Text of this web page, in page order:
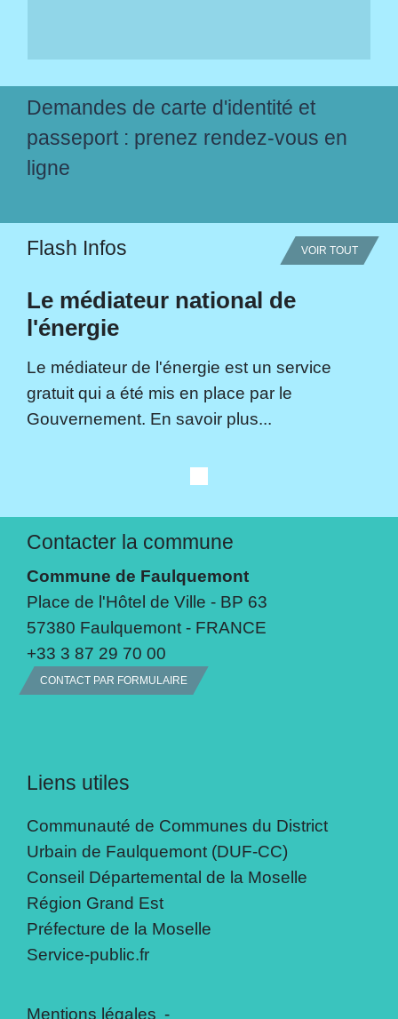
Demandes de carte d'identité et
passeport : prenez rendez-vous en
ligne
Flash Infos VOIR TOUT
Le médiateur national de
l'énergie
Le médiateur de l'énergie est un service
gratuit qui a été mis en place par le
Gouvernement. En savoir plus...
Contacter la commune
Commune de Faulquemont
Place de l'Hôtel de Ville - BP 63
57380 Faulquemont - FRANCE
+33 3 87 29 70 00
CONTACT PAR FORMULAIRE
Liens utiles
Communauté de Communes du District
Urbain de Faulquemont (DUF-CC)
Conseil Départemental de la Moselle
Région Grand Est
Préfecture de la Moselle
Service-public.fr
Mentions légales -